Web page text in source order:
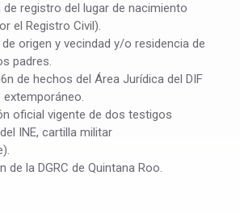
de registro del lugar de nacimiento
el Registro Civil).
origen y vecindad y/o residencia de
padres.
de hechos del Área Jurídica del DIF
oficial vigente de dos testigos
INE, cartilla militar
de la DGRC de Quintana Roo.